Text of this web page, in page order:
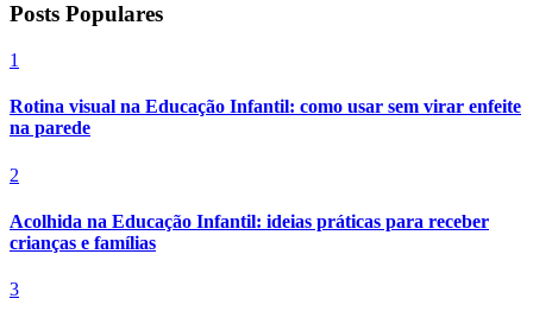
Posts Populares
1
Rotina visual na Educação Infantil: como usar sem virar enfeite
na parede
2
Acolhida na Educação Infantil: ideias práticas para receber
crianças e famílias
3